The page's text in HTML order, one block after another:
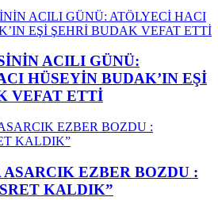
ACILI GÜNÜ:
HÜSEYİN BUDAK’IN EŞİ
VEFAT ETTİ
EZBER BOZDU :
KALDIK”